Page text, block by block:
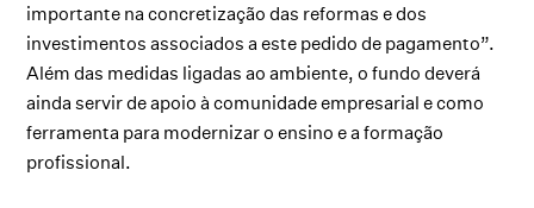
importante na concretização das reformas e dos
investimentos associados a este pedido de pagamento”.
Além das medidas ligadas ao ambiente, o fundo deverá
ainda servir de apoio à comunidade empresarial e como
ferramenta para modernizar o ensino e a formação
profissional.